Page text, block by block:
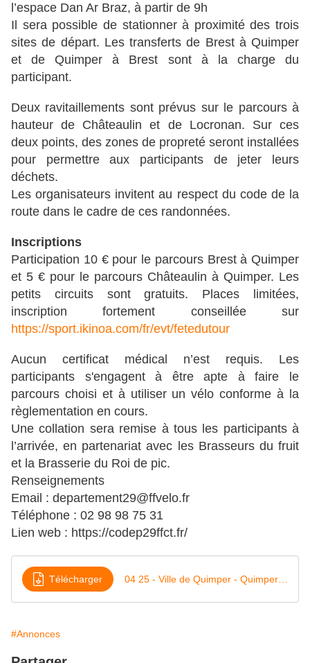
l’espace Dan Ar Braz, à partir de 9h
Il sera possible de stationner à proximité des trois
sites de départ. Les transferts de Brest à Quimper
et de Quimper à Brest sont à la charge du
participant.
Deux ravitaillements sont prévus sur le parcours à
hauteur de Châteaulin et de Locronan. Sur ces
deux points, des zones de propreté seront installées
pour permettre aux participants de jeter leurs
déchets.
Les organisateurs invitent au respect du code de la
route dans le cadre de ces randonnées.
Inscriptions
Participation 10 € pour le parcours Brest à Quimper
et 5 € pour le parcours Châteaulin à Quimper. Les
petits circuits sont gratuits. Places limitées,
inscription fortement conseillée sur
https://sport.ikinoa.com/fr/evt/fetedutour
Aucun certificat médical n’est requis. Les
participants s'engagent à être apte à faire le
parcours choisi et à utiliser un vélo conforme à la
règlementation en cours.
Une collation sera remise à tous les participants à
l’arrivée, en partenariat avec les Brasseurs du fruit
et la Brasserie du Roi de pic.
Renseignements
Email : departement29@ffvelo.fr
Téléphone : 02 98 98 75 31
Lien web : https://codep29ffct.fr/
Télécharger
#Annonces